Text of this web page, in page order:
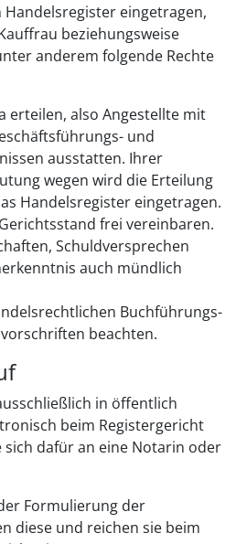
eingetragen,
beziehungsweise
anderem folgende Rechte
erteilen, also Angestellte mit
und
ausstatten. Ihrer
wegen wird die Erteilung
Handelsregister eingetragen.
frei vereinbaren.
Schuldversprechen
auch mündlich
Buchführungs-
beachten.
in öffentlich
beim Registergericht
sich dafür an eine Notarin oder
Formulierung der
diese und reichen sie beim